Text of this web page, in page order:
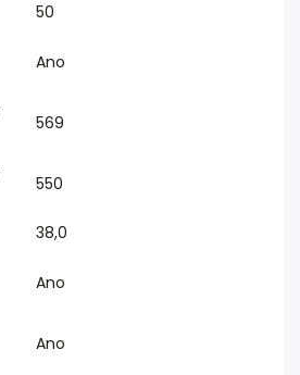
50
Ano
569
550
38,0
Ano
Ano